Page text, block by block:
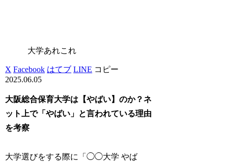
大学あれこれ
X Facebook はてブ LINE コピー
2025.06.05
大阪総合保育大学は【やばい】のか？ネ
ット上で「やばい」と言われている理由
を考察
大学選びをする際に「◯◯大学 やば